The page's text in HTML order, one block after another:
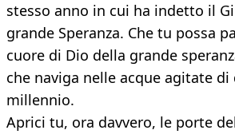
stesso anno in cui ha indetto il
grande Speranza. Che tu possa
cuore di Dio della grande
che naviga nelle acque agitate
millennio.
Aprici tu, ora davvero, le porte